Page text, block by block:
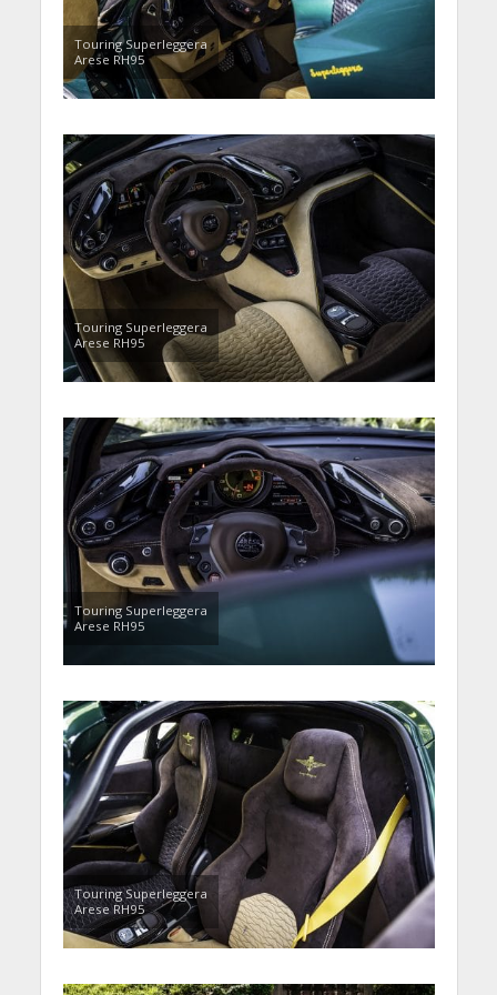
Touring Superleggera
Arese RH95
Touring Superleggera
Arese RH95
Touring Superleggera
Arese RH95
Touring Superleggera
Arese RH95